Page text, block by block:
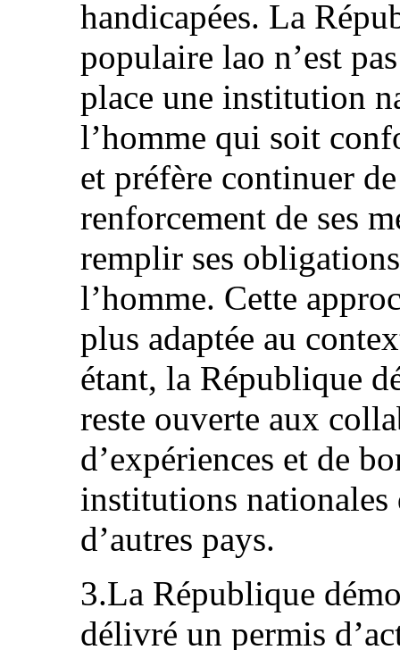
handicapées. La
populaire lao n’est
place une institution
l’homme qui soit
et préfère continuer
renforcement de ses
remplir ses
l’homme. Cette
plus adaptée au
étant, la République
reste ouverte aux
d’expériences et de
institutions nationales
d’autres pays.
3.La République
délivré un permis